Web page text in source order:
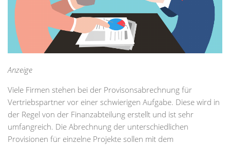
Anzeige
Viele Firmen stehen bei der Provisonsabrechnung für
Vertriebspartner vor einer schwierigen Aufgabe. Diese wird in
der Regel von der Finanzabteilung erstellt und ist sehr
umfangreich. Die Abrechnung der unterschiedlichen
Provisionen für einzelne Projekte sollen mit dem